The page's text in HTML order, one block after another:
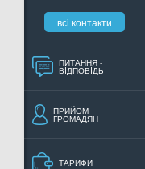
всi контакти
ПИТАННЯ -
ВIДПОВIДЬ
ПРИЙОМ
ГРОМАДЯН
ТАРИФИ